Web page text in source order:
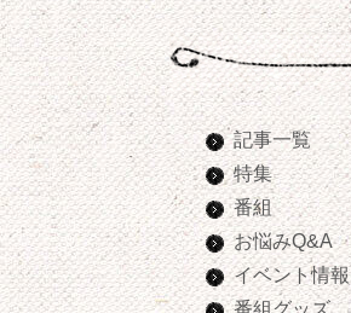
記事一覧
特集
番組
お悩みQ&A
イベント情報
番組グッズ